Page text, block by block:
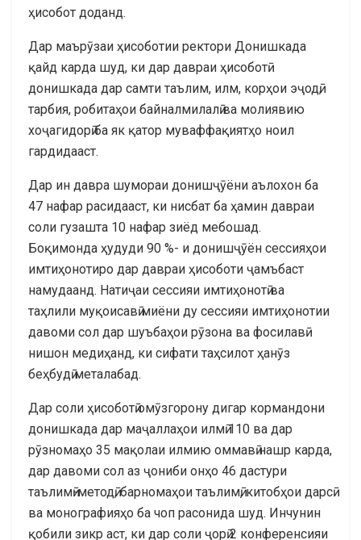
ҳисобот доданд.
Дар маърӯзаи ҳисоботии ректори Донишкада
қайд карда шуд, ки дар давраи ҳисоботӣ
донишкада дар самти таълим, илм, корҳои эҷодӣ,
тарбия, робитаҳои байналмилалӣ ва молиявию
хоҷагидорӣ ба як қатор муваффақиятҳо ноил
гардидааст.
Дар ин давра шумораи донишҷӯёни аълохон ба
47 нафар расидааст, ки нисбат ба ҳамин давраи
соли гузашта 10 нафар зиёд мебошад.
Боқимонда ҳудуди 90 %- и донишҷӯён сессияҳои
имтиҳонотиро дар давраи ҳисоботи ҷамъбаст
намудаанд. Натиҷаи сессияи имтиҳонотӣ ва
таҳлили муқоисавӣ миёни ду сессияи имтиҳонотии
давоми сол дар шуъбаҳои рӯзона ва фосилавӣ
нишон медиҳанд, ки сифати таҳсилот ҳанӯз
беҳбудӣ металабад.
Дар соли ҳисоботӣ омӯзгорону дигар кормандони
донишкада дар маҷаллаҳои илмӣ 110 ва дар
рӯзномаҳо 35 мақолаи илмию оммавӣ нашр карда,
дар давоми сол аз ҷониби онҳо 46 дастури
таълимӣ-методӣ, барномаҳои таълимӣ, китобҳои дарсӣ
ва монографияҳо ба чоп расонида шуд. Инчунин
қобили зикр аст, ки дар соли ҷорӣ 2 конференсияи